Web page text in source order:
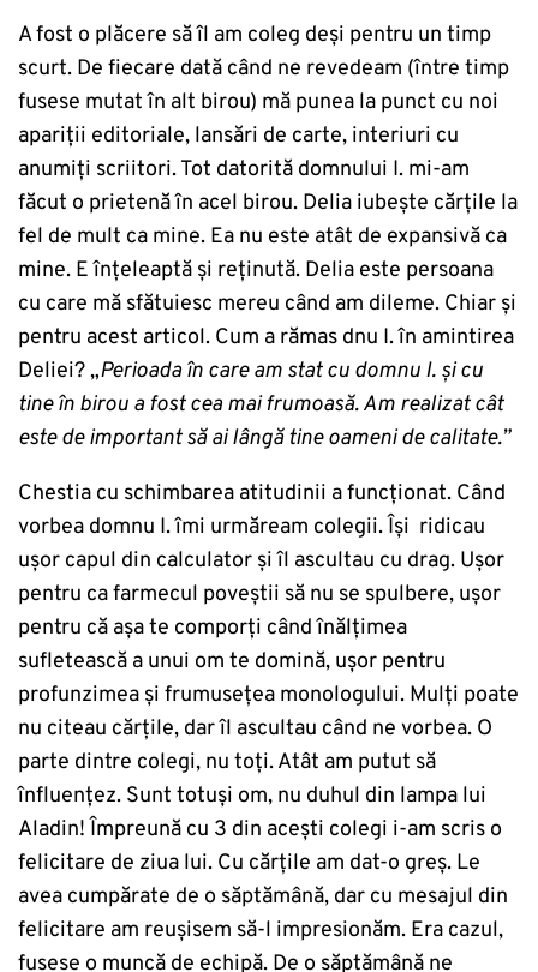
A fost o plăcere să îl am coleg deși pentru un timp
scurt. De fiecare dată când ne revedeam (între timp
fusese mutat în alt birou) mă punea la punct cu noi
apariții editoriale, lansări de carte, interiuri cu
anumiți scriitori. Tot datorită domnului I. mi-am
făcut o prietenă în acel birou. Delia iubește cărțile la
fel de mult ca mine. Ea nu este atât de expansivă ca
mine. E înțeleaptă și reținută. Delia este persoana
cu care mă sfătuiesc mereu când am dileme. Chiar și
pentru acest articol. Cum a rămas dnu I. în amintirea
Deliei? „Perioada în care am stat cu domnu I. și cu
tine în birou a fost cea mai frumoasă. Am realizat cât
este de important să ai lângă tine oameni de calitate.”
Chestia cu schimbarea atitudinii a funcționat. Când
vorbea domnu I. îmi urmăream colegii. Își ridicau
ușor capul din calculator și îl ascultau cu drag. Ușor
pentru ca farmecul poveștii să nu se spulbere, ușor
pentru că așa te comporți când înălțimea
sufletească a unui om te domină, ușor pentru
profunzimea și frumusețea monologului. Mulți poate
nu citeau cărțile, dar îl ascultau când ne vorbea. O
parte dintre colegi, nu toți. Atât am putut să
înfluențez. Sunt totuși om, nu duhul din lampa lui
Aladin! Împreună cu 3 din acești colegi i-am scris o
felicitare de ziua lui. Cu cărțile am dat-o greș. Le
avea cumpărate de o săptămână, dar cu mesajul din
felicitare am reușisem să-l impresionăm. Era cazul,
fusese o muncă de echipă. De o săptămână ne